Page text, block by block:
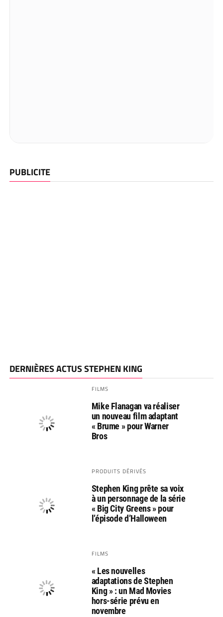
PUBLICITE
DERNIÈRES ACTUS STEPHEN KING
FILMS
Mike Flanagan va réaliser
un nouveau film adaptant
« Brume » pour Warner
Bros
PRODUITS DÉRIVÉS
Stephen King prête sa voix
à un personnage de la série
« Big City Greens » pour
l’épisode d’Halloween
FILMS
« Les nouvelles
adaptations de Stephen
King » : un Mad Movies
hors-série prévu en
novembre